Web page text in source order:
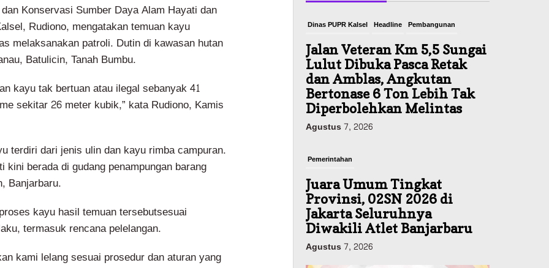
Konservasi Sumber Daya Alam Hayati dan
Rudiono, mengatakan temuan kayu
melaksanakan patroli. Dutin di kawasan hutan
Batulicin, Tanah Bumbu.
kayu tak bertuan atau ilegal sebanyak 41
sekitar 26 meter kubik,” kata Rudiono, Kamis
terdiri dari jenis ulin dan kayu rimba campuran.
kini berada di gudang penampungan barang
Banjarbaru.
kayu hasil temuan tersebutsesuai
termasuk rencana pelelangan.
kami lelang sesuai prosedur dan aturan yang
Dinas PUPR Kalsel Headline Pembangunan
Jalan Veteran Km 5,5 Sungai
Lulut Dibuka Pasca Retak
dan Amblas, Angkutan
Bertonase 6 Ton Lebih Tak
Diperbolehkan Melintas
Agustus 7, 2026
Pemerintahan
Juara Umum Tingkat
Provinsi, 02SN 2026 di
Jakarta Seluruhnya
Diwakili Atlet Banjarbaru
Agustus 7, 2026